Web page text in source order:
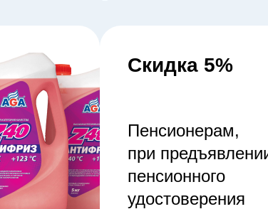
Скидка 5%
Пенсионерам,
при
пенсионного
удостоверения